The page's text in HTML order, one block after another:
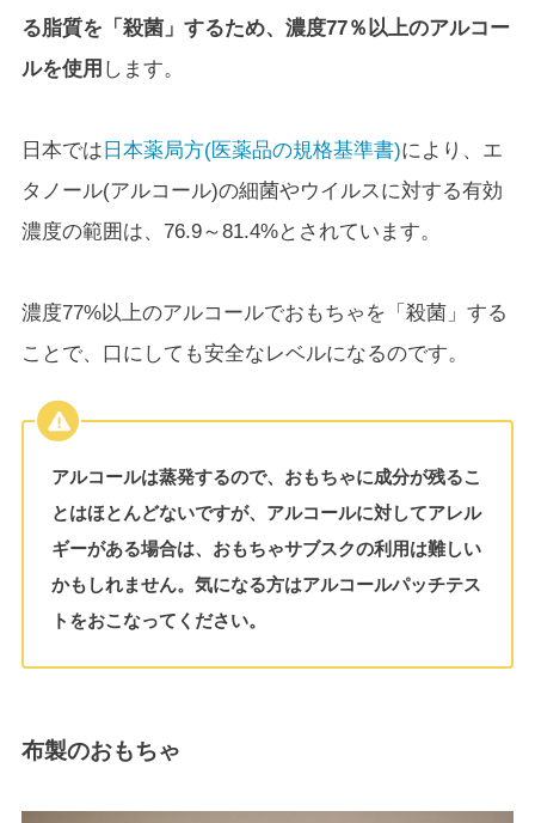
る脂質を「殺菌」するため、濃度77％以上のアルコー
ルを使用 します。
日本では 日本薬局方(医薬品の規格基準書)により、エ
タノール(アルコール)の細菌やウイルスに対する有効
濃度の範囲は、76.9～81.4%とされています。
濃度77%以上のアルコールでおもちゃを「殺菌」する
ことで、口にしても安全なレベルになるのです。
アルコールは蒸発するので、おもちゃに成分が残るこ
とはほとんどないですが、アルコールに対してアレル
ギーがある場合は、おもちゃサブスクの利用は難しい
かもしれません。気になる方はアルコールパッチテス
トをおこなってください。
布製のおもちゃ